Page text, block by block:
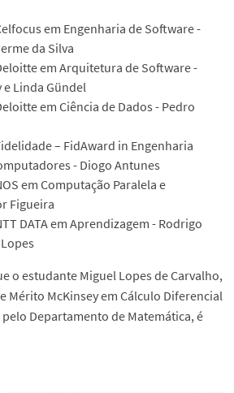
em Engenharia de Software -
da Silva
em Arquitetura de Software -
Linda Gündel
em Ciência de Dados - Pedro
– FidAward in Engenharia
- Diogo Antunes
em Computação Paralela e
Figueira
DATA em Aprendizagem - Rodrigo
o estudante Miguel Lopes de Carvalho,
Mérito McKinsey em Cálculo Diferencial
Departamento de Matemática, é